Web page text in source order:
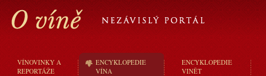
VÍNOVINKY A
REPORTÁŽE
ENCYKLOPEDIE
VÍNA
ENCYKLOPEDIE
VINĚT